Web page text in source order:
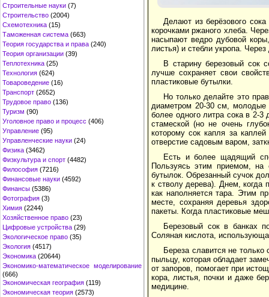
Строительные науки (7)
Строительство (2004)
Схемотехника (15)
Таможенная система (663)
Теория государства и права (240)
Теория организации (39)
Теплотехника (25)
Технология (624)
Товароведение (16)
Транспорт (2652)
Трудовое право (136)
Туризм (90)
Уголовное право и процесс (406)
Управление (95)
Управленческие науки (24)
Физика (3462)
Физкультура и спорт (4482)
Философия (7216)
Финансовые науки (4592)
Финансы (5386)
Фотография (3)
Химия (2244)
Хозяйственное право (23)
Цифровые устройства (29)
Экологическое право (35)
Экология (4517)
Экономика (20644)
Экономико-математическое моделирование
(666)
Экономическая география (119)
Экономическая теория (2573)
Делают из берёзового
корочками ржаного хлеба.
насыпают ведро дубовой
листья) и стебли укропа.
В старину березовый сок
лучше сохраняет свои
пластиковые бутылки.
Но только делайте это
диаметром 20-30 см, молодые
более одного литра сока в 2-
стамеской (но не очень
которому сок капля за
отверстие садовым варом,
Есть и более щадящий
Пользуясь этим приемом, на
бутылок. Обрезанный сучок
к стволу дерева). Днем, когда
как наполняется тара. Этим
месте, сохраняя деревья
пакеты. Когда пластиковые
Березовый сок в банках
Соляная кислота,
Береза славится не
пыльцу, которая обладает
от запоров, помогает при
кора, листья, почки и даже
медицине.